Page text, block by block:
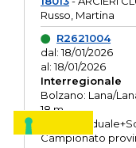
Russo, Martina
R2621004
dal: 18/01/2026
al: 18/01/2026
Interregionale
Bolzano: Lana/
18 m
O.R.
Campionato